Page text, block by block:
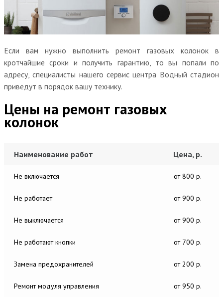
Если вам нужно выполнить ремонт газовых колонок в
кротчайшие сроки и получить гарантию, то вы попали по
адресу, специалисты нашего сервис центра Водный стадион
приведут в порядок вашу технику.
Цены на ремонт газовых
колонок
Наименование работ Цена, р.
Не включается от 800 р.
Не работает от 900 р.
Не выключается от 900 р.
Не работают кнопки от 700 р.
Замена предохранителей от 200 р.
Ремонт модуля управления от 950 р.